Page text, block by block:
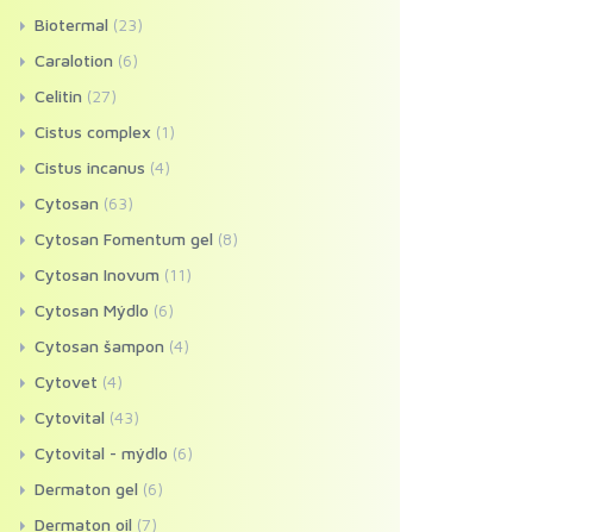
Biotermal (23)
Caralotion (6)
Celitin (27)
Cistus complex (1)
Cistus incanus (4)
Cytosan (63)
Cytosan Fomentum gel (8)
Cytosan Inovum (11)
Cytosan Mýdlo (6)
Cytosan šampon (4)
Cytovet (4)
Cytovital (43)
Cytovital - mýdlo (6)
Dermaton gel (6)
Dermaton oil (7)